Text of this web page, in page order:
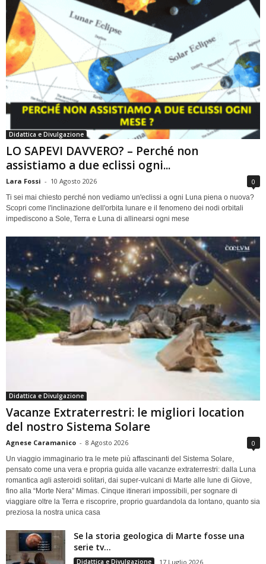
Didattica e Divulgazione
LO SAPEVI DAVVERO? – Perché non
assistiamo a due eclissi ogni...
Lara Fossi - 10 Agosto 2026 0
Ti sei mai chiesto perché non vediamo un'eclissi a ogni Luna piena o nuova?
Scopri come l'inclinazione dell'orbita lunare e il fenomeno dei nodi orbitali
impediscono a Sole, Terra e Luna di allinearsi ogni mese
Didattica e Divulgazione
Vacanze Extraterrestri: le migliori location
del nostro Sistema Solare
Agnese Caramanico - 8 Agosto 2026 0
Un viaggio immaginario tra le mete più affascinanti del Sistema Solare,
pensato come una vera e propria guida alle vacanze extraterrestri: dalla Luna
romantica agli asteroidi solitari, dai super-vulcani di Marte alle lune di Giove,
fino alla “Morte Nera” Mimas. Cinque itinerari impossibili, per sognare di
viaggiare oltre la Terra e riscoprire, proprio guardandola da lontano, quanto sia
preziosa la nostra unica casa
Se la storia geologica di Marte fosse una
serie tv…
Didattica e Divulgazione 17 Luglio 2026